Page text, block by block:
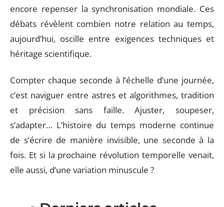
encore repenser la synchronisation mondiale. Ces
débats révèlent combien notre relation au temps,
aujourd’hui, oscille entre exigences techniques et
héritage scientifique.
Compter chaque seconde à l’échelle d’une journée,
c’est naviguer entre astres et algorithmes, tradition
et précision sans faille. Ajuster, soupeser,
s’adapter… L’histoire du temps moderne continue
de s’écrire de manière invisible, une seconde à la
fois. Et si la prochaine révolution temporelle venait,
elle aussi, d’une variation minuscule ?